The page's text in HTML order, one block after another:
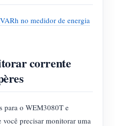
no medidor de energia
corrente
para o WEM3080T e
precisar monitorar uma